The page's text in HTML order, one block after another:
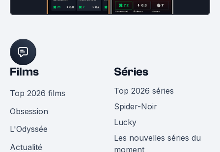
Films
Top 2026 films
Obsession
L'Odyssée
Actualité
Séries
Top 2026 séries
Spider-Noir
Lucky
Les nouvelles séries du
moment